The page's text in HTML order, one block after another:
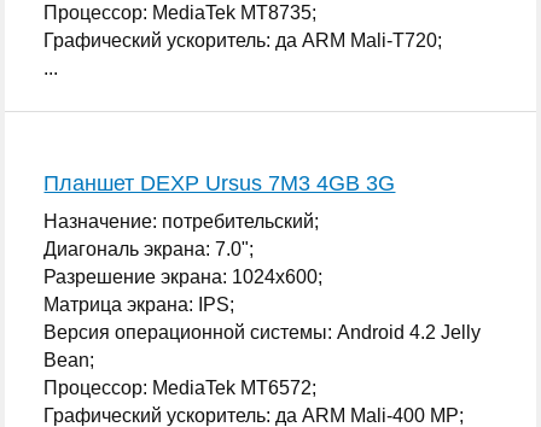
Процессор: MediaTek MT8735;
Графический ускоритель: да ARM Mali-T720;
...
Планшет DEXP Ursus 7M3 4GB 3G
Назначение: потребительский;
Диагональ экрана: 7.0";
Разрешение экрана: 1024x600;
Матрица экрана: IPS;
Версия операционной системы: Android 4.2 Jelly
Bean;
Процессор: MediaTek MT6572;
Графический ускоритель: да ARM Mali-400 MP;